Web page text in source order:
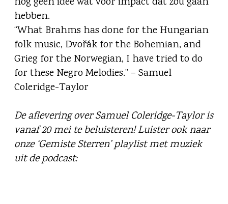
hebben.
“What Brahms has done for the Hungarian
folk music, Dvořák for the Bohemian, and
Grieg for the Norwegian, I have tried to do
for these Negro Melodies.” – Samuel
Coleridge-Taylor
De aflevering over Samuel Coleridge-Taylor is
vanaf 20 mei te beluisteren! Luister ook naar
onze ‘Gemiste Sterren’ playlist met muziek
uit de podcast: